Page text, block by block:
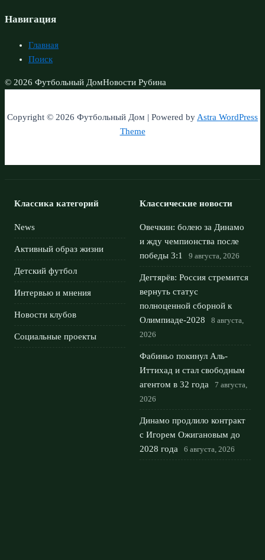
Навигация
Главная
Поиск
© 2026 Футбольный ДомНовости Рубина
Copyright © 2026 Футбольный Дом | Powered byAstra WordPress
Theme
Классика категорий
News
Активный образ жизни
Детский футбол
Интервью и мнения
Новости клубов
Социальные проекты
Классические новости
Овечкин: болею за Динамо
и жду чемпионства после
победы 3:1
9 августа, 2026
Дегтярёв: Россия стремится
вернуть статус
полноценной сборной к
Олимпиаде‑2028
8 августа,
2026
Фабиньо покинул Аль-
Иттихад и стал свободным
агентом в 32 года
7 августа,
2026
Динамо продлило контракт
с Игорем Ожигановым до
2028 года
6 августа, 2026